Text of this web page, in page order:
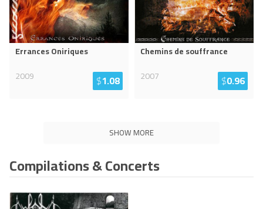
Errances Oniriques
2009
$1.08
Chemins de souffrance
2007
$0.96
SHOW MORE
Compilations & Concerts